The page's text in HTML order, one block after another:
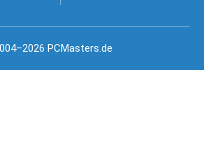
PCMasters.de